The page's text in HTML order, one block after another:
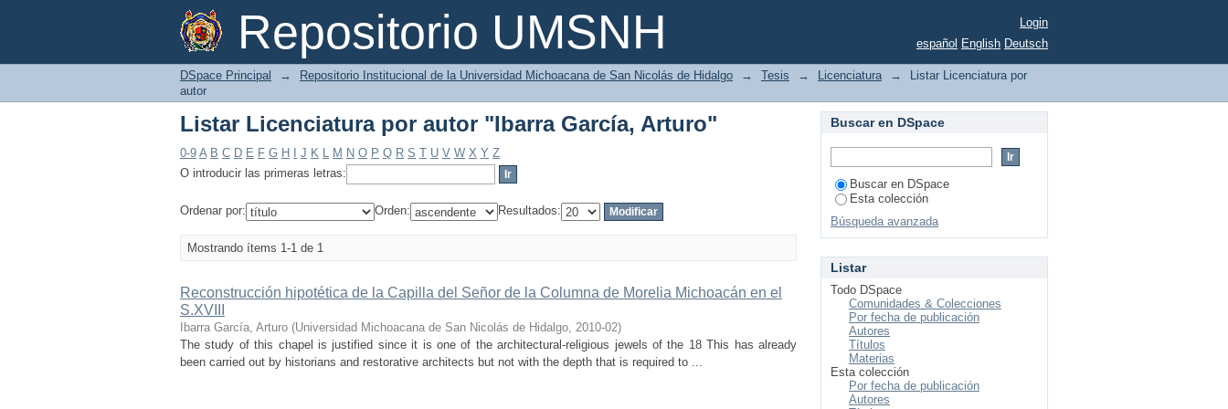
Repositorio UMSNH
Listar Licenciatura por autor "Ibarra García, Arturo"
Login
español English Deutsch
DSpace Principal → Repositorio Institucional de la Universidad Michoacana de San Nicolás de Hidalgo → Tesis → Licenciatura →
Listar Licenciatura por
autor
Listar Licenciatura por autor "Ibarra García, Arturo"
0-9 A B C D E F G H J K L M N O P Q R S T U V W X Y Z
O introducir las primeras letras:
Ordenar por: Orden: Resultados:
Mostrando ítems 1-1 de 1
Reconstrucción hipotética de la Capilla del Señor de la Columna de Morelia Michoacán en el
S.XVIII
Ibarra García, Arturo (Universidad Michoacana de San Nicolás de Hidalgo, 2010-02)
The study of this chapel is justified since it is one of the architectural-religious jewels of the 18 This has already
been carried out by historians and restorative architects but not with the depth that is required to ...
Buscar en DSpace
Buscar en DSpace
Esta colección
Búsqueda avanzada
Listar
Todo DSpace
Comunidades & Colecciones
Por fecha de publicación
Autores
Títulos
Materias
Esta colección
Por fecha de publicación
Autores